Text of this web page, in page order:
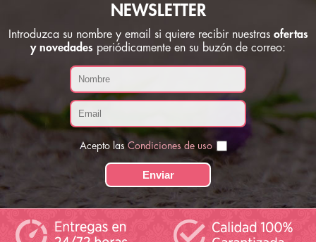
NEWSLETTER
Introduzca su nombre y email si quiere recibir nuestras ofertas
y novedades periódicamente en su buzón de correo:
Acepto las Condiciones de uso